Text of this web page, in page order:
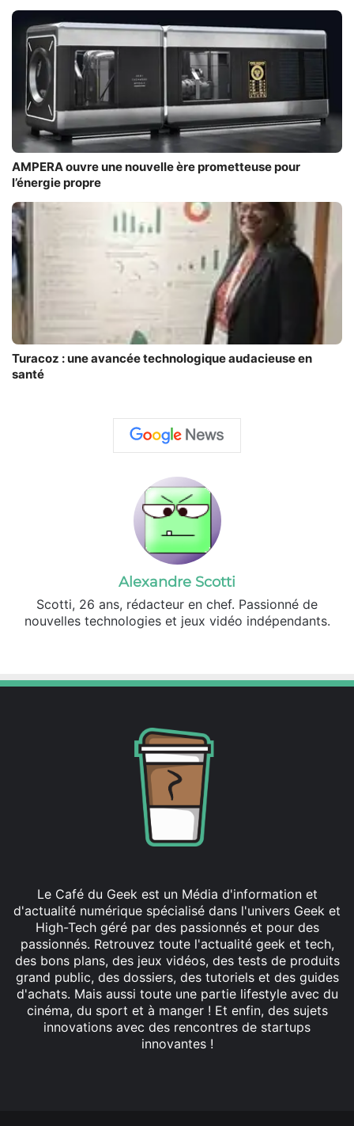
AMPERA ouvre une nouvelle ère prometteuse pour
l’énergie propre
Turacoz : une avancée technologique audacieuse en
santé
Alexandre Scotti
Scotti, 26 ans, rédacteur en chef. Passionné de
nouvelles technologies et jeux vidéo indépendants.
Le Café du Geek est un Média d'information et
d'actualité numérique spécialisé dans l'univers Geek et
High-Tech géré par des passionnés et pour des
passionnés. Retrouvez toute l'actualité geek et tech,
des bons plans, des jeux vidéos, des tests de produits
grand public, des dossiers, des tutoriels et des guides
d'achats. Mais aussi toute une partie lifestyle avec du
cinéma, du sport et à manger ! Et enfin, des sujets
innovations avec des rencontres de startups
innovantes !